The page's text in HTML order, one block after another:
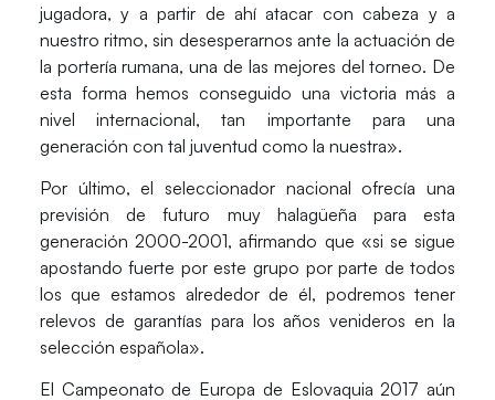
jugadora, y a partir de ahí atacar con cabeza y a
nuestro ritmo, sin desesperarnos ante la actuación de
la portería rumana, una de las mejores del torneo. De
esta forma hemos conseguido una victoria más a
nivel internacional, tan importante para una
generación con tal juventud como la nuestra».
Por último, el seleccionador nacional ofrecía una
previsión de futuro muy halagüeña para esta
generación 2000-2001, afirmando que «si se sigue
apostando fuerte por este grupo por parte de todos
los que estamos alrededor de él, podremos tener
relevos de garantías para los años venideros en la
selección española».
El Campeonato de Europa de Eslovaquia 2017 aún